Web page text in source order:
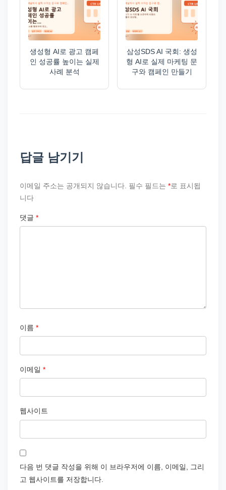
생성형 AI로 광고 캠페
인 성공률 높이는 실제
사례 분석
삼성SDS AI 국회: 생성
형 AI로 실제 마케팅 문
구와 캠페인 만들기
답글 남기기
이메일 주소는 공개되지 않습니다. 필수 필드는 *로 표시됩
니다
댓글 *
이름 *
이메일 *
웹사이트
다음 번 댓글 작성을 위해 이 브라우저에 이름, 이메일, 그리
고 웹사이트를 저장합니다.